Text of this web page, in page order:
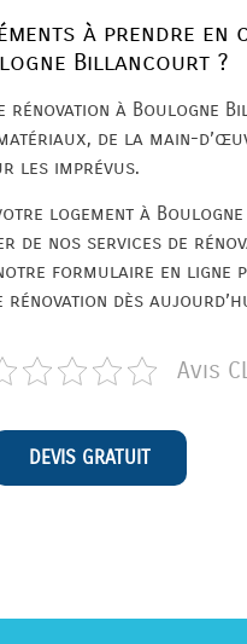
à prendre en
Billancourt ?
rénovation à Boulogne
de la main-
les imprévus.
logement à
de nos services de
notre formulaire en
dès
Avis
DEVIS GRATUIT